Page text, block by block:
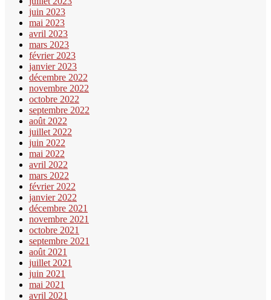
juin 2023
mai 2023
avril 2023
mars 2023
février 2023
janvier 2023
décembre 2022
novembre 2022
octobre 2022
septembre 2022
août 2022
juillet 2022
juin 2022
mai 2022
avril 2022
mars 2022
février 2022
janvier 2022
décembre 2021
novembre 2021
octobre 2021
septembre 2021
août 2021
juillet 2021
juin 2021
mai 2021
avril 2021